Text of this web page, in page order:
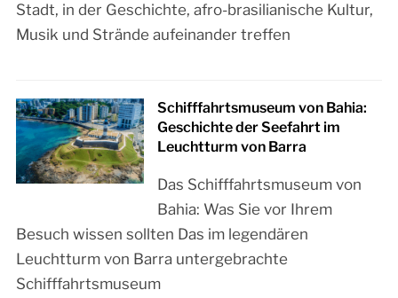
Stadt, in der Geschichte, afro-brasilianische Kultur,
Musik und Strände aufeinander treffen
Schifffahrtsmuseum von Bahia:
Geschichte der Seefahrt im
Leuchtturm von Barra
Das Schifffahrtsmuseum von
Bahia: Was Sie vor Ihrem
Besuch wissen sollten Das im legendären
Leuchtturm von Barra untergebrachte
Schifffahrtsmuseum